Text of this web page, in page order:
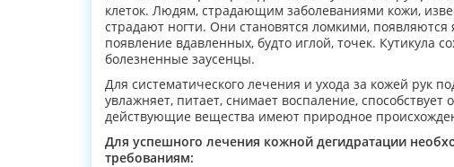
клеток. Людям, страдающим заболеваниями кожи,
страдают ногти. Они становятся ломкими,
появление вдавленных, будто иглой, точек. Кутикула
болезненные заусенцы.
Для систематического лечения и ухода за кожей рук
увлажняет, питает, снимает воспаление,
действующие вещества имеют природное
Для успешного лечения кожной дегидратации
требованиям: